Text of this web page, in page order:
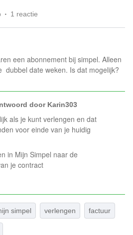
1 reactie
een abonnement bij simpel. Alleen
dubbel date weken. Is dat mogelijk?
doorKarin303
als je kunt verlengen en dat
voor einde van je huidig
in Mijn Simpel naar de
je contract
simpel verlengen factuur